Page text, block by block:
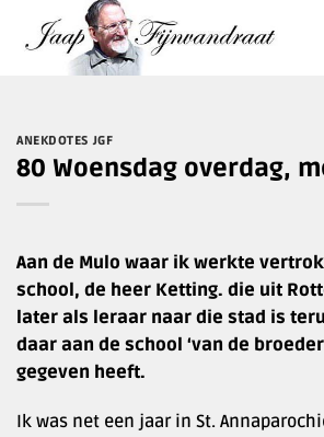
naar
ANEKDOTES JGF
80 Woensdag overdag,
Aan de Mulo waar ik werkte
school, de heer Ketting. die uit
later als leraar naar die stad is
daar aan de school ‘van de
gegeven heeft.
Ik was net een jaar in St.